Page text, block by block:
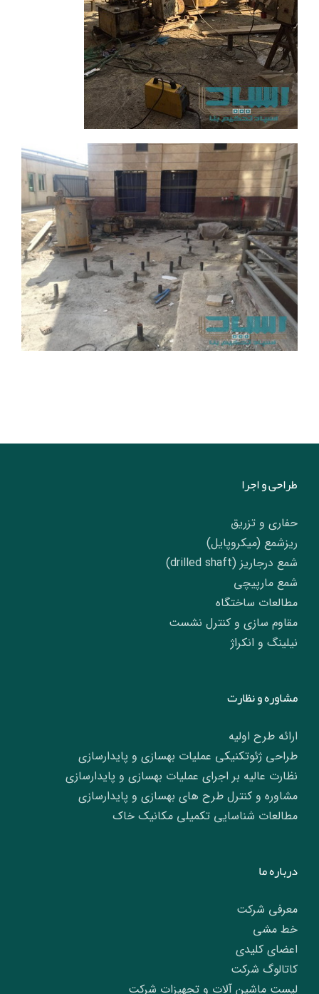
طراحی و اجرا
حفاری و تزریق
ریزشمع (میکروپایل)
شمع درجاریز (drilled shaft)
شمع مارپیچی
مطالعات ساختگاه
مقاوم سازی و کنترل نشست
نیلینگ و انکراژ
مشاوره و نظارت
ارائه طرح اولیه
طراحی ژئوتکنیکی عملیات بهسازی و پایدارسازی
نظارت عالیه بر اجرای عملیات بهسازی و پایدارسازی
مشاوره و کنترل طرح های بهسازی و پایدارسازی
مطالعات شناسایی تکمیلی مکانیک خاک
درباره ما
معرفی شرکت
خط مشی
اعضای کلیدی
کاتالوگ شرکت
لیست ماشین آلات و تجهیزات شرکت